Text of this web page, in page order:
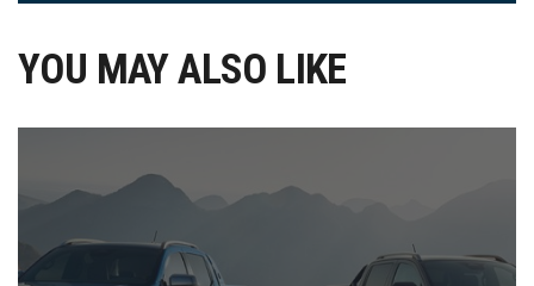
YOU MAY ALSO LIKE